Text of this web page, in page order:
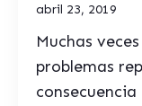
abril 23, 2019
Muchas
problemas